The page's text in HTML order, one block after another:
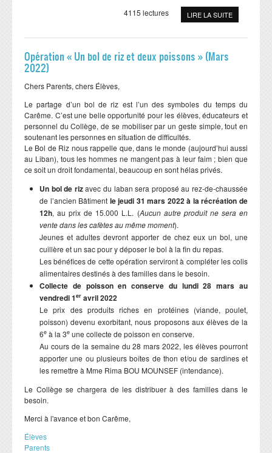
LIRE LA SUITE
4115 lectures
Opération « Un bol de riz et deux poissons » (Mars
2022)
Chers Parents, chers Élèves,
Le partage d’un bol de riz est l’un des symboles du temps du
Carême. C’est une belle opportunité pour les élèves, éducateurs et
personnel du Collège, de se mobiliser par un geste simple, tout en
soutenant les personnes en situation de difficultés.
Le Bol de Riz nous rappelle que, dans le monde (aujourd’hui aussi
au Liban), tous les hommes ne mangent pas à leur faim ; bien que
ce soit un droit fondamental, beaucoup en sont hélas privés.
Un bol de rizavec du laban sera proposé au rez-de-chaussée
de l’ancien Bâtiment le jeudi 31 mars 2022 à la récréation de
12h, au prix de 15.000 L.L. (Aucun autre produit ne sera en
vente dans les cafètes au même moment).
Jeunes et adultes devront apporter de chez eux un bol, une
cuillère et un sac pour y déposer le bol à la fin du repas.
Les bénéfices de cette opération serviront à compléter les colis
alimentaires destinés à des familles dans le besoin.
Collecte de poisson en conserve du lundi 28 mars au
vendredi 1er avril 2022
Le prix des produits riches en protéines (viande, poulet,
poisson) devenu exorbitant, nous proposons aux élèves de la
6e à la 3e une collecte de poisson en conserve.
Au cours de la semaine du 28 mars 2022, les élèves pourront
apporter une ou plusieurs boîtes de thon et/ou de sardines et
les remettre à Mme Rima BOU MOUNSEF (intendance).
Le Collège se chargera de les distribuer à des familles dans le
besoin.
Merci à l'avance et bon Carême,
Élèves
Parents